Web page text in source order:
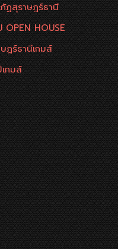
ฏสุราษฎร์ธานี
OPEN HOUSE
ฎร์ธานีเกมส์
กมส์